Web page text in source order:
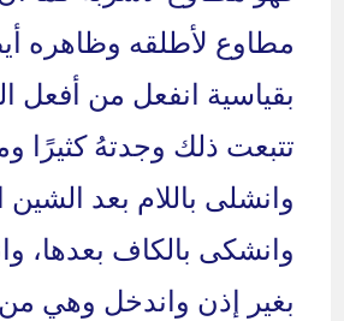
مطاوع لأطلقه وظاهره
بقياسية انفعل من أفعل
تتبعت ذلك وجدتهُ كثيرًا
وانشلى باللام بعد الشين
وانشكى بالكاف بعدها،
بغير إذن واندخل وهي